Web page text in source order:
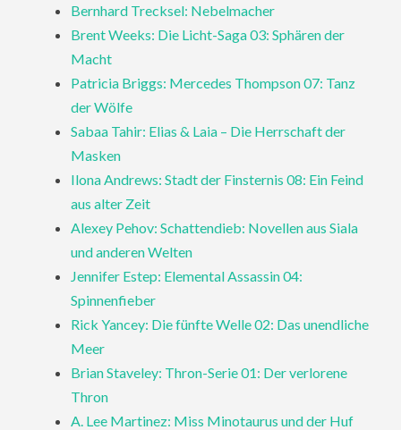
Bernhard Trecksel: Nebelmacher
Brent Weeks: Die Licht-Saga 03: Sphären der
Macht
Patricia Briggs: Mercedes Thompson 07: Tanz
der Wölfe
Sabaa Tahir: Elias & Laia – Die Herrschaft der
Masken
Ilona Andrews: Stadt der Finsternis 08: Ein Feind
aus alter Zeit
Alexey Pehov: Schattendieb: Novellen aus Siala
und anderen Welten
Jennifer Estep: Elemental Assassin 04:
Spinnenfieber
Rick Yancey: Die fünfte Welle 02: Das unendliche
Meer
Brian Staveley: Thron-Serie 01: Der verlorene
Thron
A. Lee Martinez: Miss Minotaurus und der Huf